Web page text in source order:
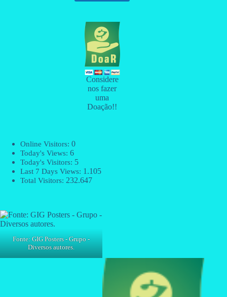
Considere
nos fazer
uma
Doação!!
Online Visitors: 0
Today's Views: 6
Today's Visitors: 5
Last 7 Days Views: 1.105
Total Visitors: 232.647
Fonte: GIG Posters - Grupo -
Diversos autores.